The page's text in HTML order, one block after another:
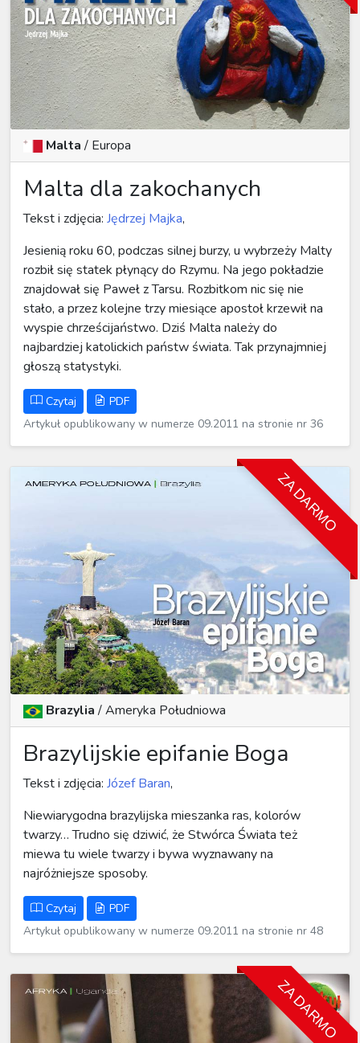
Malta/ Europa
Malta dla zakochanych
Tekst i zdjęcia: Jędrzej Majka,
Jesienią roku 60, podczas silnej burzy, u wybrzeży Malty
rozbił się statek płynący do Rzymu. Na jego pokładzie
znajdował się Paweł z Tarsu. Rozbitkom nic się nie
stało, a przez kolejne trzy miesiące apostoł krzewił na
wyspie chrześcijaństwo. Dziś Malta należy do
najbardziej katolickich państw świata. Tak przynajmniej
głoszą statystyki.
Czytaj
PDF
Artykuł opublikowany w numerze 09.2011 na stronie nr 36
ZA DARMO
Brazylia/Ameryka Południowa
Brazylijskie epifanie Boga
Tekst i zdjęcia: Józef Baran,
Niewiarygodna brazylijska mieszanka ras, kolorów
twarzy… Trudno się dziwić, że Stwórca Świata też
miewa tu wiele twarzy i bywa wyznawany na
najróżniejsze sposoby.
Czytaj
PDF
Artykuł opublikowany w numerze 09.2011 na stronie nr 48
ZA DARMO